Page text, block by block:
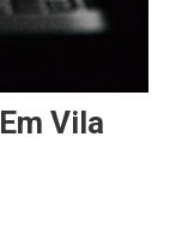
Vila